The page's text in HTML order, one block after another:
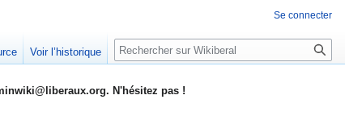
N'hésitez pas !
Se connecter
Voir l’historique Rechercher